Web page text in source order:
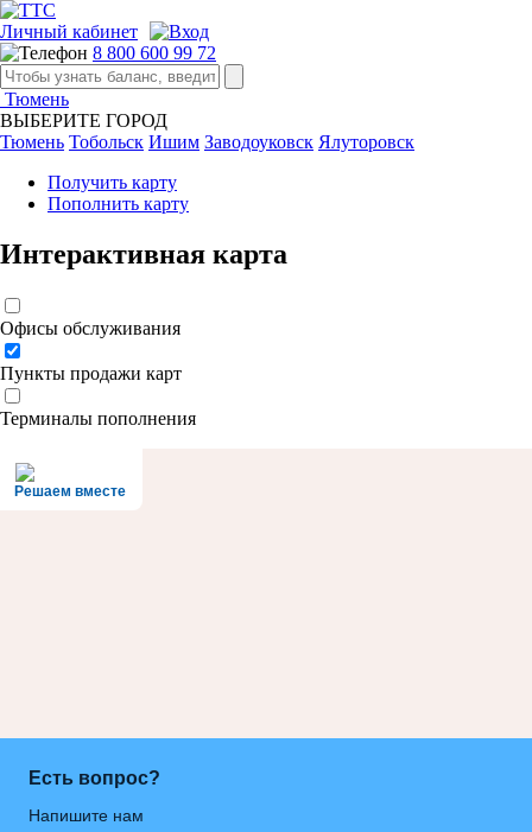
Личный кабинет
8 800 600 99 72
Тюмень
ВЫБЕРИТЕ ГОРОД
Тюмень Тобольск Ишим Заводоуковск Ялуторовск
Получить карту
Пополнить карту
Интерактивная карта
Офисы обслуживания
Пункты продажи карт
Терминалы пополнения
Решаем вместе
Есть вопрос?
Напишите нам